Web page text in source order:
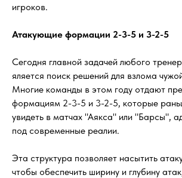
игроков.
Атакующие формации 2-3-5 и 3-2-5
Сегодня главной задачей любого
яляется поиск решений для взлома
Многие команды в этом году отдают
формациям 2-3-5 и 3-2-5, которые
увидеть в матчах "Аякса" или "Барсы",
под современные реалии.
Эта структура позволяет насытить
чтобы обеспечить ширину и глубину